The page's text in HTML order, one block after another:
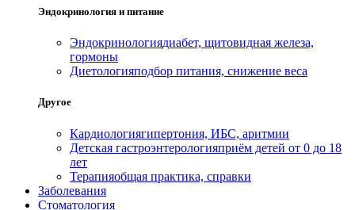
Эндокринология и питание
Эндокринологиядиабет, щитовидная железа,
гормоны
Диетологияподбор питания, снижение веса
Другое
Кардиологиягипертония, ИБС, аритмии
Детская гастроэнтерологияприём детей от 0 до 18
лет
Терапияобщая практика, справки
Заболевания
Стоматология